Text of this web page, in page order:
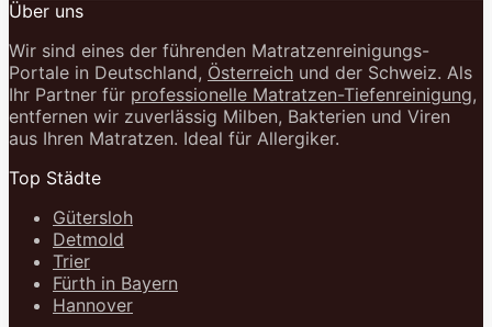
Über uns
Wir sind eines der führenden Matratzenreinigungs-
Portale in Deutschland, Österreich und der Schweiz. Als
Ihr Partner für professionelle Matratzen-Tiefenreinigung,
entfernen wir zuverlässig Milben, Bakterien und Viren
aus Ihren Matratzen. Ideal für Allergiker.
Top Städte
Gütersloh
Detmold
Trier
Fürth in Bayern
Hannover